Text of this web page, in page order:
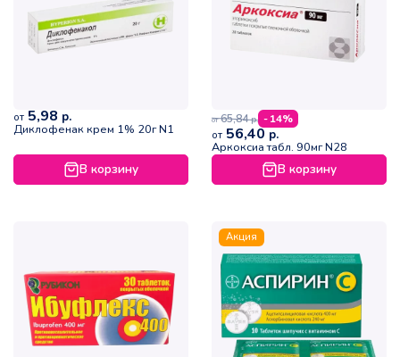
от 5,98 р.
Диклофенак крем 1% 20г N1
В корзину
от 65,84р. - 14%
от 56,40 р.
Аркоксиа табл. 90мг N28
В корзину
Акция